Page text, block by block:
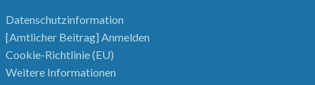
Datenschutzinformation
[Amtlicher Beitrag] Anmelden
Cookie-Richtlinie (EU)
Weitere Informationen